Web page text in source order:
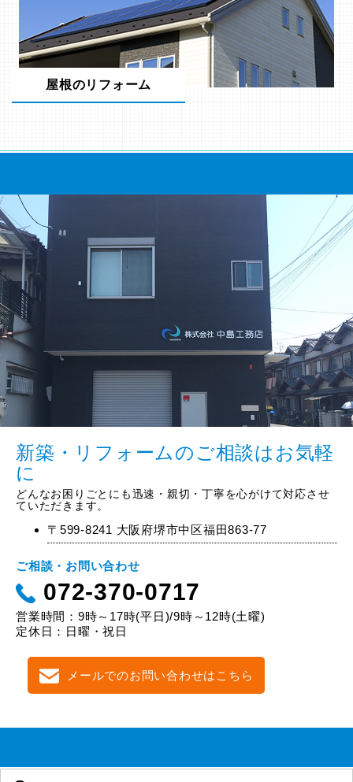
屋根のリフォーム
新築・リフォームのご相談はお気軽
に
どんなお困りごとにも迅速・親切・丁寧を心がけて対応させ
ていただきます。
〒599-8241 大阪府堺市中区福田863-77
ご相談・お問い合わせ
072-370-0717
営業時間：9時～17時(平日)/9時～12時(土曜)
定休日：日曜・祝日
メールでのお問い合わせはこちら